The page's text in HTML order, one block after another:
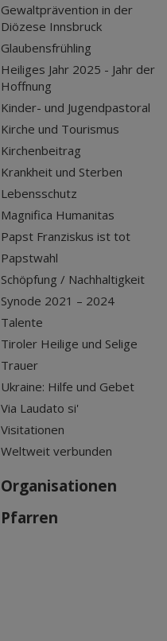
Gewaltprävention in der
Diözese Innsbruck
Glaubensfrühling
Heiliges Jahr 2025 - Jahr der
Hoffnung
Kinder- und Jugendpastoral
Kirche und Tourismus
Kirchenbeitrag
Krankheit und Sterben
Lebensschutz
Magnifica Humanitas
Papst Franziskus ist tot
Papstwahl
Schöpfung / Nachhaltigkeit
Synode 2021 – 2024
Talente
Tiroler Heilige und Selige
Trauer
Ukraine: Hilfe und Gebet
Via Laudato si'
Visitationen
Weltweit verbunden
Organisationen
Pfarren